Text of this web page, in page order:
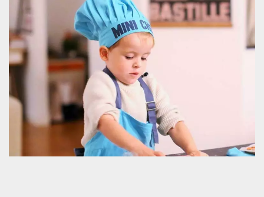
modo in cui
viene utilizzato
può essere
specifico per il
buon esempio è
Stripe
m.stripe.com
dei servizi di
elaborazione